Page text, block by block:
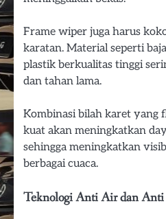
Frame wiper juga harus
karatan. Material seperti
plastik berkualitas tinggi
dan tahan lama.
Kombinasi bilah karet yang
kuat akan meningkatkan
sehingga meningkatkan
berbagai cuaca.
Teknologi Anti Air dan Anti